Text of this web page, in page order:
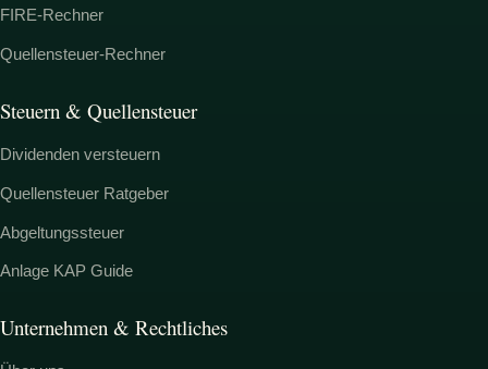
FIRE-Rechner
Quellensteuer-Rechner
Steuern & Quellensteuer
Dividenden versteuern
Quellensteuer Ratgeber
Abgeltungssteuer
Anlage KAP Guide
Unternehmen & Rechtliches